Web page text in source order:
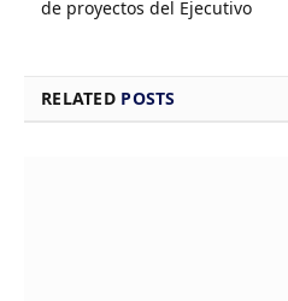
de proyectos del Ejecutivo
RELATED POSTS